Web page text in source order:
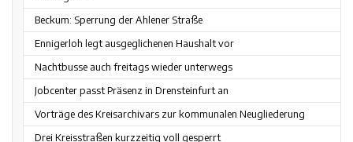
Beckum: Sperrung der Ahlener Straße
Ennigerloh legt ausgeglichenen Haushalt vor
Nachtbusse auch freitags wieder unterwegs
Jobcenter passt Präsenz in Drensteinfurt an
Vorträge des Kreisarchivars zur kommunalen Neugliederung
Drei Kreisstraßen kurzzeitig voll gesperrt